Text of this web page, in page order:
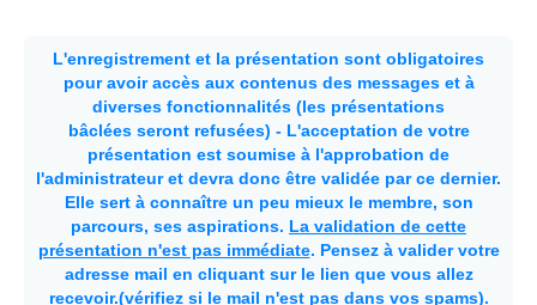
L'enregistrement et la présentation sont obligatoires
pour avoir accès aux contenus des messages et à
diverses fonctionnalités (les présentations
bâclées seront refusées) - L'acceptation de votre
présentation est soumise à l'approbation de
l'administrateur et devra donc être validée par ce dernier.
Elle sert à connaître un peu mieux le membre, son
parcours, ses aspirations. La validation de cette
présentation n'est pas immédiate. Pensez à valider votre
adresse mail en cliquant sur le lien que vous allez
recevoir.(vérifiez si le mail n'est pas dans vos spams).